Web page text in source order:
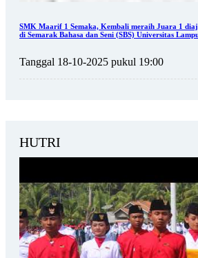
SMK Maarif 1 Semaka, Kembali meraih Juara 1
di Semarak Bahasa dan Seni (SBS) Universitas
Tanggal 18-10-2025 pukul 19:00
HUTRI